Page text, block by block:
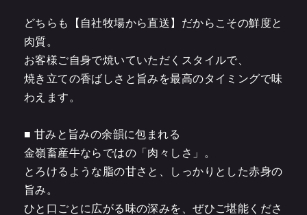
どちらも【自社牧場から直送】だからこその鮮度と
肉質。
お客様ご自身で焼いていただくスタイルで、
焼き立ての香ばしさと旨みを最高のタイミングで味
わえます。
■ 甘みと旨みの余韻に包まれる
金嶺畜産牛ならではの「肉々しさ」。
とろけるような脂の甘さと、しっかりとした赤身の
旨み。
ひと口ごとに広がる味の深みを、ぜひご堪能くださ